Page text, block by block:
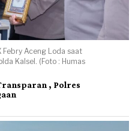
Febry Aceng Loda saat
Kalsel. (Foto : Humas
, Polres